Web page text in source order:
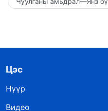
Цэс
Нүүр
Видео